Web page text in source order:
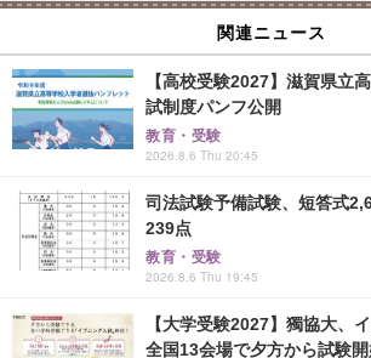
関連ニュース
【高校受験2027】滋賀県立
試制度パンフ公開
教育・受験
2026.8.6 Thu 20:45
司法試験予備試験、短答式
239点
教育・受験
2026.8.6 Thu 19:45
【大学受験2027】獨協大、
全国13会場で夕方から試験